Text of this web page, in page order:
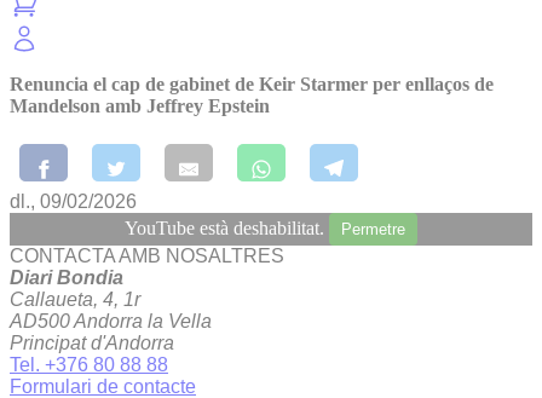
Renuncia el cap de gabinet de Keir Starmer per enllaços de
Mandelson amb Jeffrey Epstein
dl., 09/02/2026
YouTube està deshabilitat.
Permetre
CONTACTA AMB NOSALTRES
Diari Bondia
Callaueta, 4, 1r
AD500 Andorra la Vella
Principat d'Andorra
Tel. +376 80 88 88
Formulari de contacte